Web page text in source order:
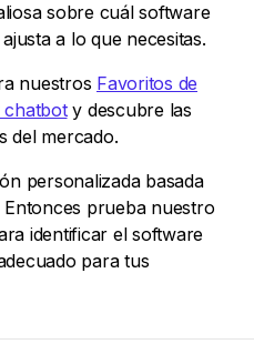
sobre cuál software
a lo que necesitas.
nuestros Favoritos de
chatboty descubre las
del mercado.
personalizada basada
prueba nuestro
identificar el software
para tus